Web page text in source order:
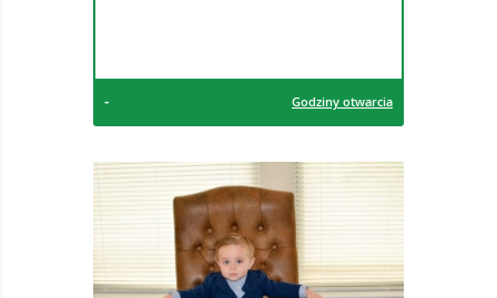
- Godziny otwarcia